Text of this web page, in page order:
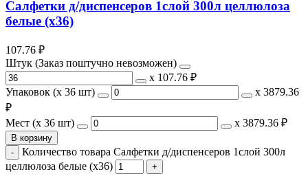
Салфетки д/диспенсеров 1слой 300л целлюлоза
белые (х36)
107.76 ₽
Штук (Заказ поштучно невозможен)
х 107.76 ₽
Упаковок (x 36 шт)
х 3879.36
₽
Мест (x 36 шт)
х 3879.36 ₽
В корзину
Количество товара Салфетки д/диспенсеров 1слой 300л
целлюлоза белые (х36)